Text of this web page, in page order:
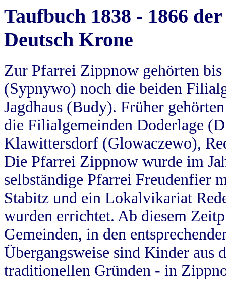
Taufbuch 1838 - 1866
Deutsch Krone
Zur Pfarrei Zippnow gehörten
(Sypnywo) noch die beiden
Jagdhaus (Budy). Früher
die Filialgemeinden Doderlage
Klawittersdorf (Glowaczewo),
Die Pfarrei Zippnow wurde im
selbständige Pfarrei Freudenfier
Stabitz und ein Lokalvikariat
wurden errichtet. Ab diesem
Gemeinden, in den
Übergangsweise sind Kinder aus
traditionellen Gründen - in